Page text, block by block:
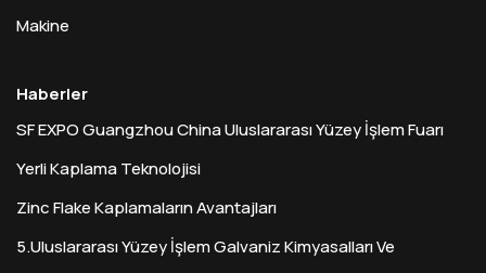
Makine
Haberler
SF EXPO Guangzhou China Uluslararası Yüzey İşlem Fuarı
Yerli Kaplama Teknolojisi
Zinc Flake Kaplamaların Avantajları
5.Uluslararası Yüzey İşlem Galvaniz Kimyasalları Ve